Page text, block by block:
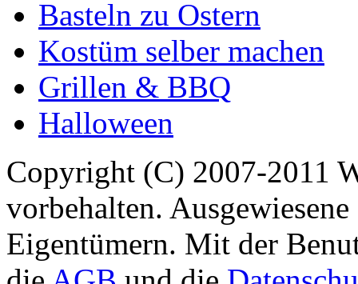
Basteln zu Ostern
Kostüm selber machen
Grillen & BBQ
Halloween
Copyright (C) 2007-2011
vorbehalten.
Eigentümern. Mit der